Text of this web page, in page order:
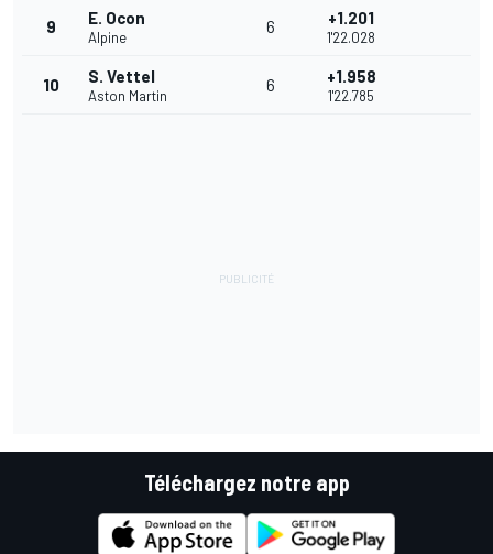
9 E. Ocon
Alpine
6 +1.201
1'22.028
10 S. Vettel
Aston Martin
6 +1.958
1'22.785
Téléchargez notre app